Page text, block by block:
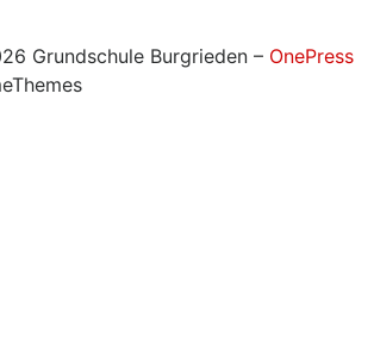
Grundschule Burgrieden – OnePress